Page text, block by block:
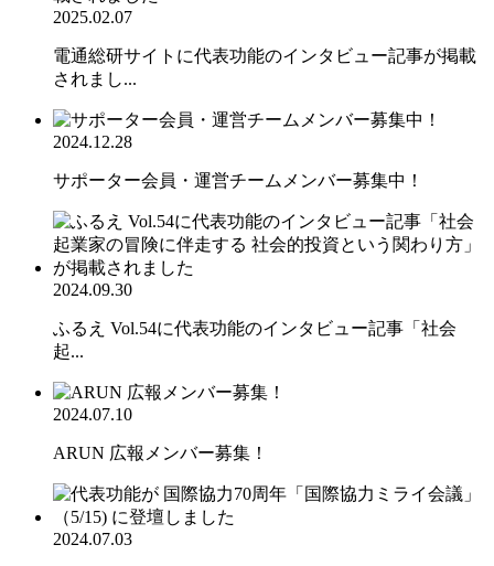
2025.02.07
電通総研サイトに代表功能のインタビュー記事が掲載
されまし...
2024.12.28
サポーター会員・運営チームメンバー募集中！
2024.09.30
ふるえ Vol.54に代表功能のインタビュー記事「社会
起...
2024.07.10
ARUN 広報メンバー募集！
2024.07.03